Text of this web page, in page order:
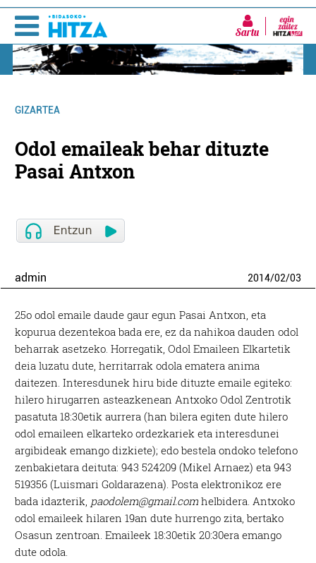
Sartu
GIZARTEA
Odol emaileak behar dituzte
Pasai Antxon
admin 2014/02/03
25o odol emaile daude gaur egun Pasai Antxon, eta
kopurua dezentekoa bada ere, ez da nahikoa dauden odol
beharrak asetzeko. Horregatik, Odol Emaileen Elkartetik
deia luzatu dute, herritarrak odola ematera anima
daitezen. Interesdunek hiru bide dituzte emaile egiteko:
hilero hirugarren asteazkenean Antxoko Odol Zentrotik
pasatuta 18:30etik aurrera (han bilera egiten dute hilero
odol emaileen elkarteko ordezkariek eta interesdunei
argibideak emango dizkiete); edo bestela ondoko telefono
zenbakietara deituta: 943 524209 (Mikel Arnaez) eta 943
519356 (Luismari Goldarazena). Posta elektronikoz ere
bada idazterik, paodolem@gmail.comhelbidera. Antxoko
odol emaileek hilaren 19an dute hurrengo zita, bertako
Osasun zentroan. Emaileek 18:30etik 20:30era emango
dute odola.